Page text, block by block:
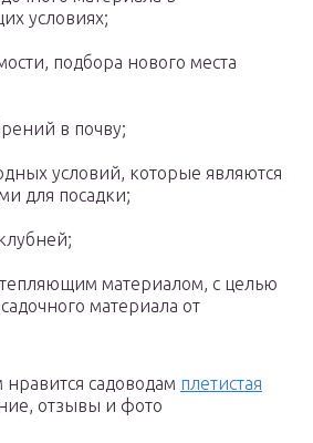
условиях;
подбора нового места
в почву;
условий, которые являются
для посадки;
материалом, с целью
материала от
садоводам плетистая
отзывы и фото